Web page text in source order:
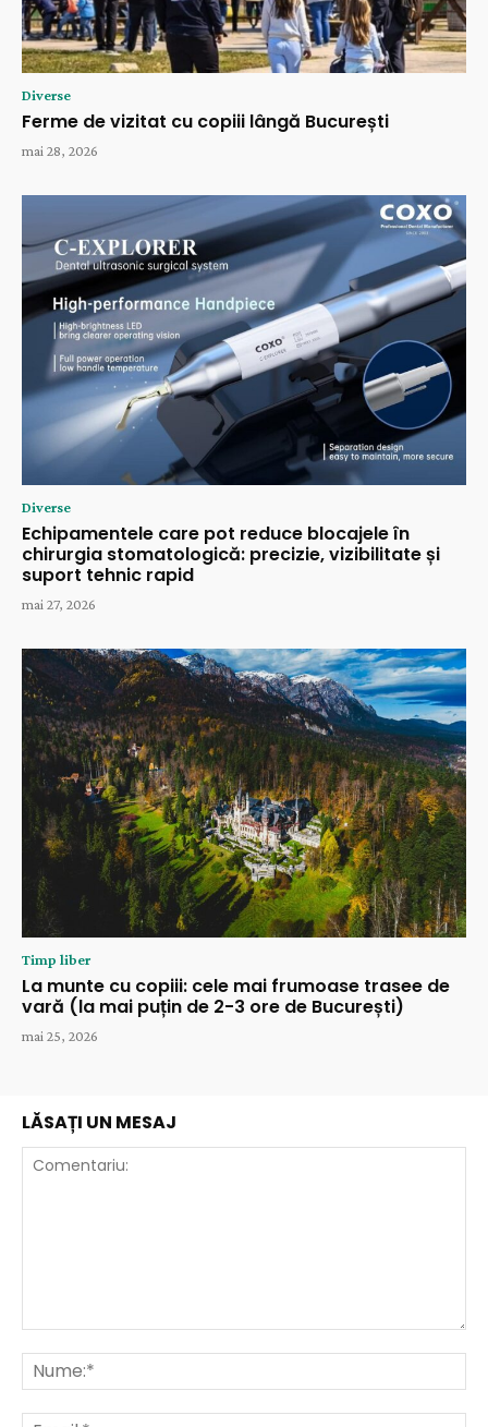
Diverse
Ferme de vizitat cu copiii lângă București
mai 28, 2026
Diverse
Echipamentele care pot reduce blocajele în
chirurgia stomatologică: precizie, vizibilitate și
suport tehnic rapid
mai 27, 2026
Timp liber
La munte cu copiii: cele mai frumoase trasee de
vară (la mai puțin de 2-3 ore de București)
mai 25, 2026
LĂSAȚI UN MESAJ